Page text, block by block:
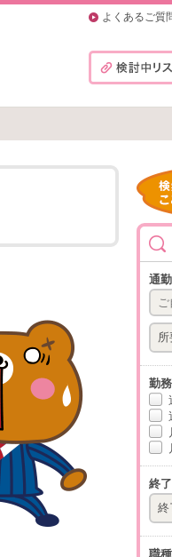
よくあるご質
通
勤
終
職